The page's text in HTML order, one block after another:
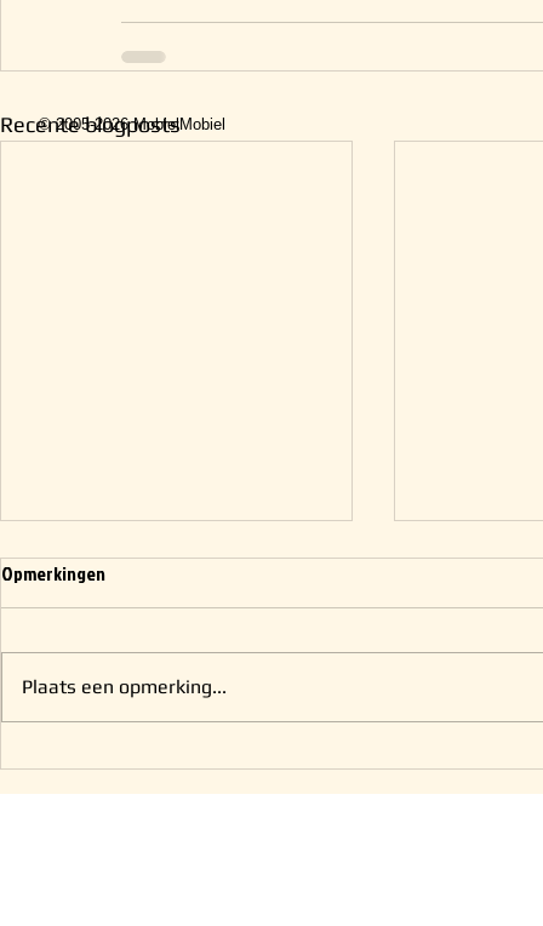
Recente blogposts
Zondags niet werkzaam?
Zaterdag
12.00 uur
Opmerkingen
Plaats een opmerking...
© 2005-2026 MobielMobiel